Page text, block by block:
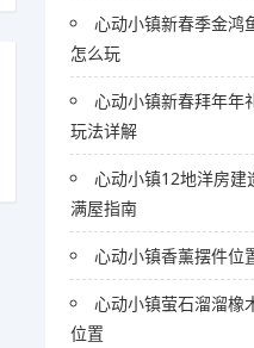
心动小镇新春季金鸿
怎么玩
心动小镇新春拜年年
玩法详解
心动小镇12地洋房建
满屋指南
心动小镇香薰摆件位
心动小镇萤石溜溜橡
位置